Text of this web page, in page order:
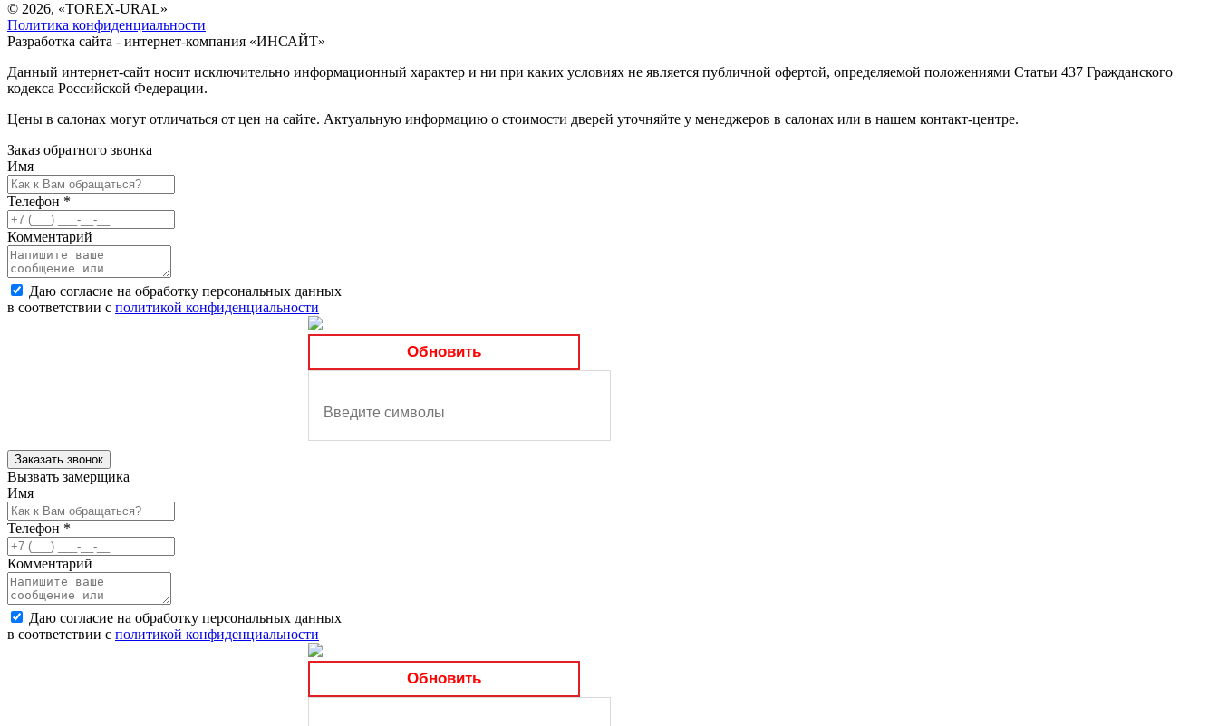
© 2026, «TOREX-URAL»
Политика конфиденциальности
Разработка сайта - интернет-компания «ИНСАЙТ»
Данный интернет-сайт носит исключительно информационный характер и ни при каких условиях не является публичной офертой, определяемой положениями Статьи 437 Гражданского
кодекса Российской Федерации.
Цены в салонах могут отличаться от цен на сайте. Актуальную информацию о стоимости дверей уточняйте у менеджеров в салонах или в нашем контакт-центре.
Заказ обратного звонка
Имя
Телефон *
Комментарий
Даю согласие на обработку персональных данных
в соответствии с политикой конфиденциальности
Обновить
Заказать звонок
Вызвать замерщика
Имя
Телефон *
Комментарий
Даю согласие на обработку персональных данных
в соответствии с политикой конфиденциальности
Обновить